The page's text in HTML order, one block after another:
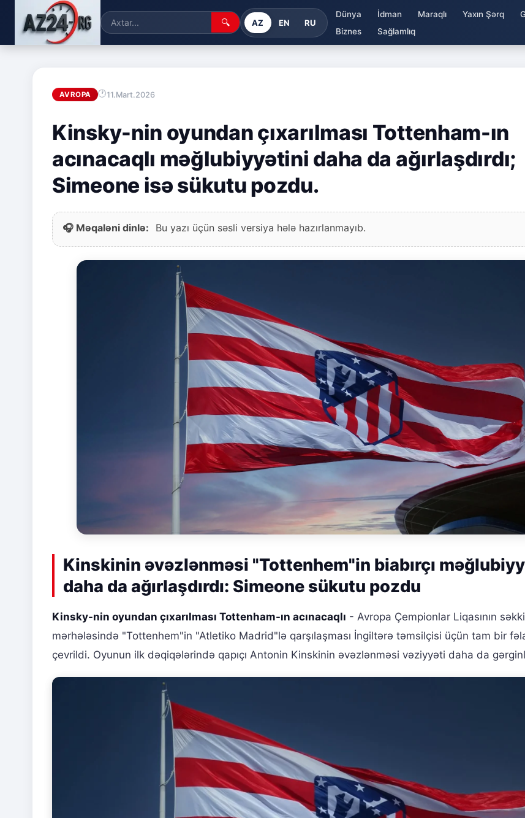
🔍 AZ EN RU
Dünya İdman Maraqlı Yaxın Şərq
Biznes
Sağlamlıq
AVROPA 11.Mart.2026
Kinsky-nin oyundan çıxarılması Tottenham-ın
acınacaqlı məğlubiyyətini daha da ağırlaşdırdı;
Simeone isə sükutu pozdu.
🎧 Məqaləni dinlə: Bu yazı üçün səsli versiya hələ hazırlanmayıb.
Kinskinin əvəzlənməsi "Tottenhem"in biabırçı
daha da ağırlaşdırdı: Simeone sükutu pozdu
Kinsky-nin oyundan çıxarılması Tottenham-ın acınacaqlı - Avropa Çempionlar Liqasının
mərhələsində "Tottenhem"in "Atletiko Madrid"lə qarşılaşması İngiltərə təmsilçisi üçün tam bir
çevrildi. Oyunun ilk dəqiqələrində qapıçı Antonin Kinskinin əvəzlənməsi vəziyyəti daha da